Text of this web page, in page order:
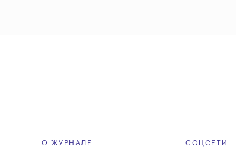
О ЖУРНАЛЕ СОЦСЕТИ